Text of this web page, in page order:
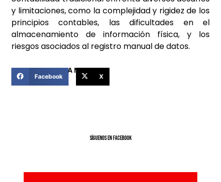
y limitaciones, como la complejidad y rigidez de los
principios contables, las dificultades en el
almacenamiento de información física, y los
riesgos asociados al registro manual de datos.
COMPARTIR ESTA NOTICIA
Facebook X
SíGUENOS EN FACEBOOK